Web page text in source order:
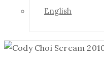
English